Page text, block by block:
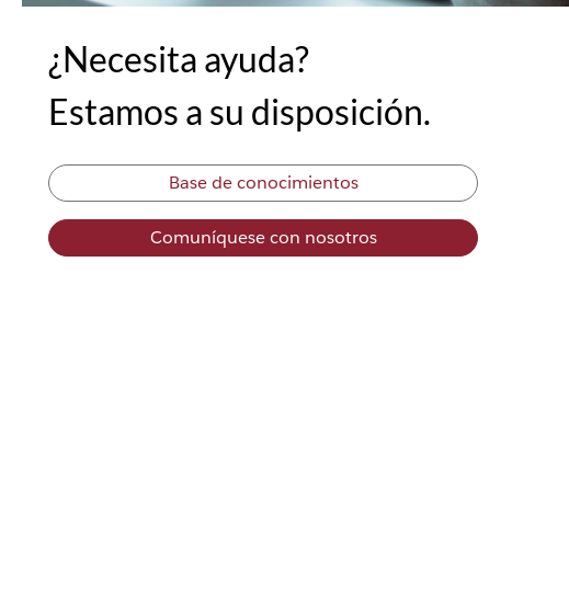
¿Necesita ayuda?
Estamos a su disposición.
Base de conocimientos
Comuníquese con nosotros